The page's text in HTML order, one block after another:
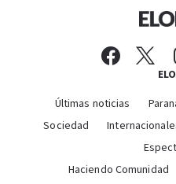
Últimas noticias
Sociedad
Haciendo Comunidad